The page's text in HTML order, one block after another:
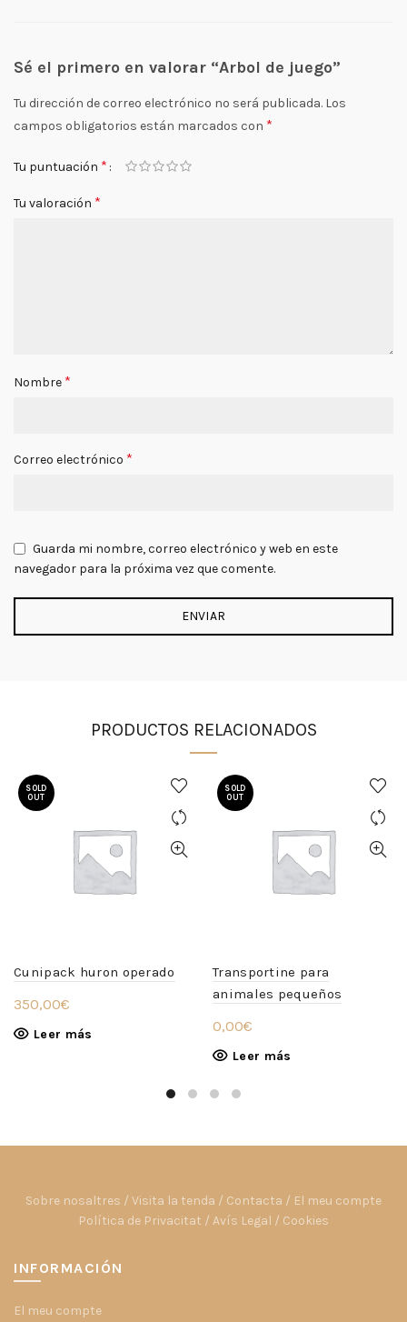
Sé el primero en valorar “Arbol de juego”
Tu dirección de correo electrónico no será publicada. Los
campos obligatorios están marcados con *
Tu puntuación *
Tu valoración *
Nombre *
Correo electrónico *
Guarda mi nombre, correo electrónico y web en este
navegador para la próxima vez que comente.
PRODUCTOS RELACIONADOS
SOLD
OUT
Cunipack huron operado
350,00€
Leer más
SOLD
OUT
Transportine para
animales pequeños
0,00€
Leer más
Sobre nosaltres / Visita la tenda / Contacta / El meu compte
Política de Privacitat / Avís Legal / Cookies
INFORMACIÓN
El meu compte